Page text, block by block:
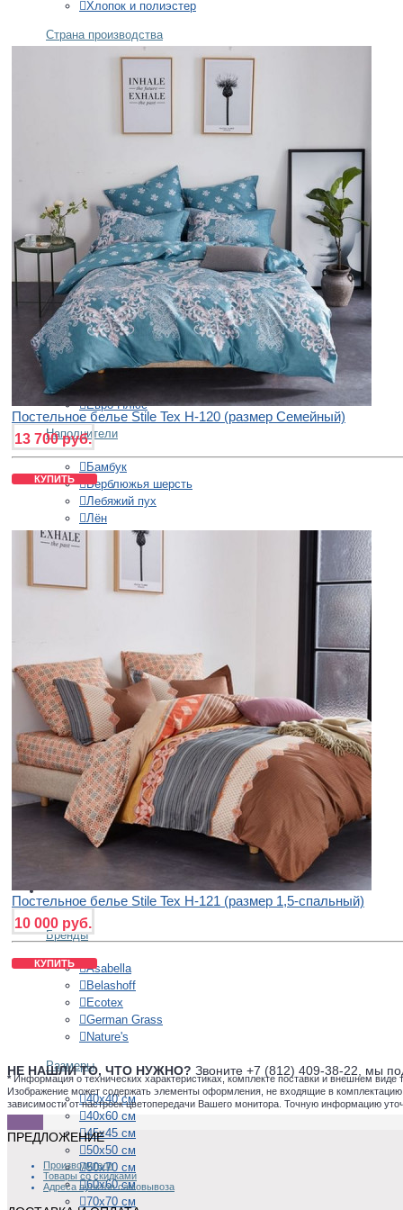
Хлопок и полиэстер
Страна производства
Португалия
Asabella
Belashoff
Ecotex
German Grass
Nature's
Размеры
Полуторное
Двуспальное
Евро Плюс
Наполнители
Бамбук
Верблюжья шерсть
Лебяжий пух
Лён
Овечья шерсть
Тенсель
Эвкалипт
Теплота
Всесезонное
Легкое
Теплое
Страна производства
Австрия
Китай
Россия
ПОДУШКИ
Бренды
Asabella
Belashoff
Ecotex
German Grass
Nature's
Размеры
40х40 см
40х60 см
45х45 см
50х50 см
50х70 см
60х60 см
70х70 см
Постельное белье Stile Tex H-120 (размер Семейный)
13 700 руб.
КУПИТЬ
Постельное белье Stile Tex H-121 (размер 1,5-спальный)
10 000 руб.
КУПИТЬ
НЕ НАШЛИ ТО, ЧТО НУЖНО? Звоните +7 (812) 409-38-22, мы
* Информация о технических характеристиках, комплекте поставки и внешнем
Изображение может содержать элементы оформления, не входящие в
зависимости от настроек цветопередачи Вашего монитора. Точную информацию
ПРЕДЛОЖЕНИЕ
Производители
Товары со скидками
Адреса пунктов самовывоза